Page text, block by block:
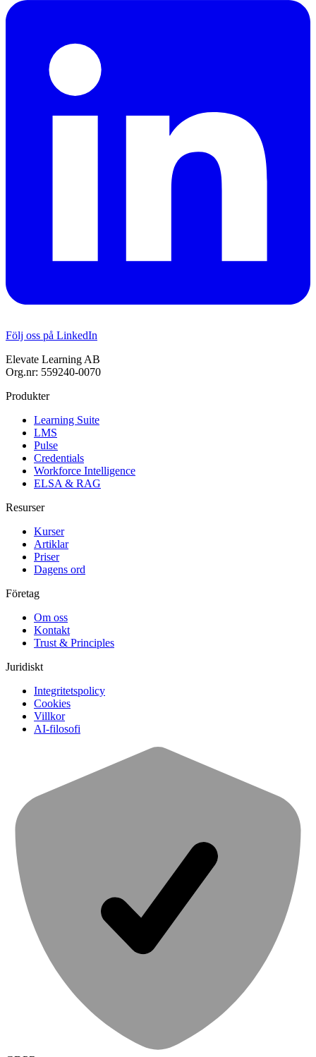
Följ oss på LinkedIn
Elevate Learning AB
Org.nr: 559240-0070
Produkter
Learning Suite
LMS
Pulse
Credentials
Workforce Intelligence
ELSA & RAG
Resurser
Kurser
Artiklar
Priser
Dagens ord
Företag
Om oss
Kontakt
Trust & Principles
Juridiskt
Integritetspolicy
Cookies
Villkor
AI-filosofi